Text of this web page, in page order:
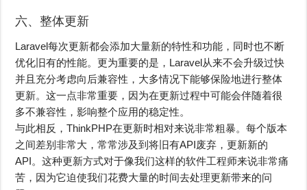
六、整体更新
Laravel每次更新都会添加大量新的特性和功能，同时也不断
优化旧有的性能。更为重要的是，Laravel从来不会升级过快
并且充分考虑向后兼容性，大多情况下能够保险地进行整体
更新。这一点非常重要，因为在更新过程中可能会伴随着很
多不兼容性，影响整个应用的稳定性。
与此相反，ThinkPHP在更新时相对来说非常粗暴。每个版本
之间差别非常大，常常涉及到将旧有API废弃，更新新的
API。这种更新方式对于像我们这样的软件工程师来说非常痛
苦，因为它迫使我们花费大量的时间去处理更新带来的问